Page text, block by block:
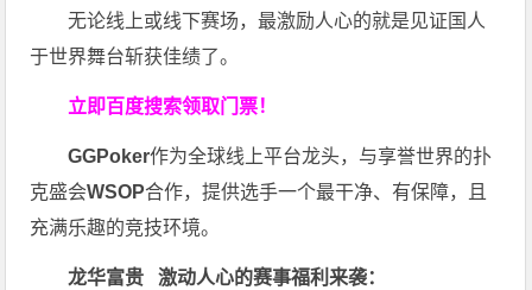
无论线上或线下赛场，最激励人心的就是见证国人
于世界舞台斩获佳绩了。
立即百度搜索领取门票！
GGPoker作为全球线上平台龙头，与享誉世界的扑
克盛会WSOP合作，提供选手一个最干净、有保障，且
充满乐趣的竞技环境。
龙华富贵 激动人心的赛事福利来袭：